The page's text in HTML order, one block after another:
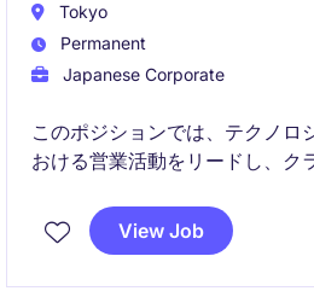
Tokyo
Permanent
Japanese Corporate
このポジションでは、テクノロ
おける営業活動をリードし、ク
カウントマネージャーとして、
顧客志向のアプローチが求めら
View Job